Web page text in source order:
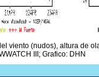
viento (nudos), altura de
III; Grafico: DHN